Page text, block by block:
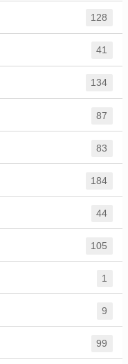
128
41
134
87
83
184
44
105
1
9
99